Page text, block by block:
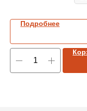
Подробнее